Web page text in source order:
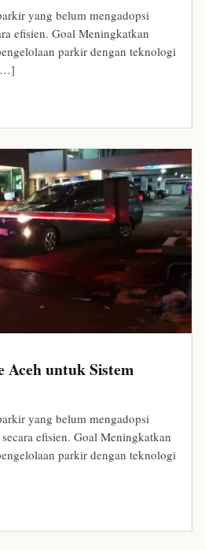
yang belum mengadopsi
efisien. Goal Meningkatkan
parkir dengan teknologi
Aceh untuk Sistem
yang belum mengadopsi
efisien. Goal Meningkatkan
parkir dengan teknologi